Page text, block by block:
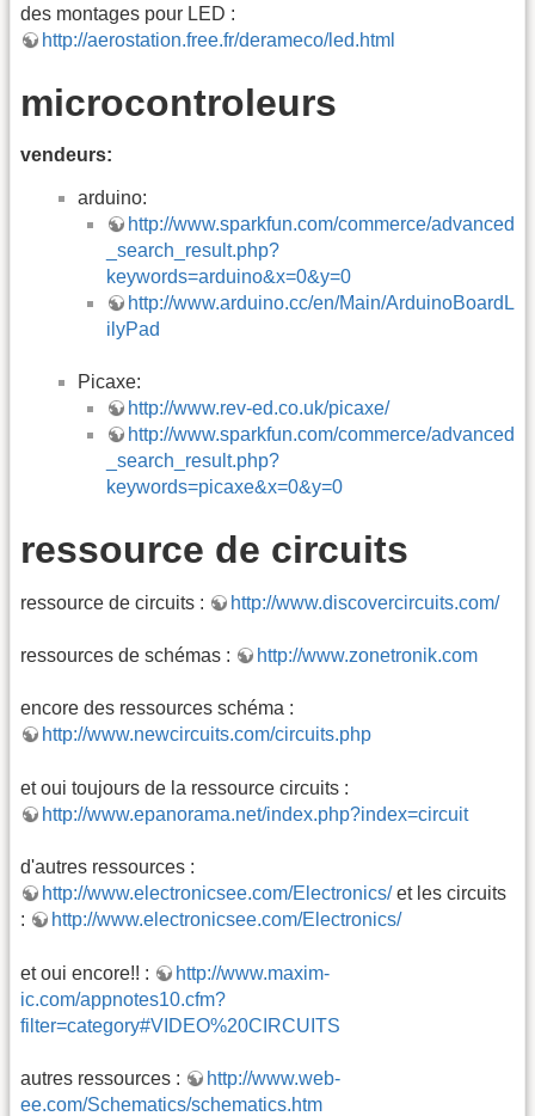
des montages pour LED :
http://aerostation.free.fr/derameco/led.html
microcontroleurs
vendeurs:
arduino:
http://www.sparkfun.com/commerce/advanced
_search_result.php?
keywords=arduino&x=0&y=0
http://www.arduino.cc/en/Main/ArduinoBoardL
ilyPad
Picaxe:
http://www.rev-ed.co.uk/picaxe/
http://www.sparkfun.com/commerce/advanced
_search_result.php?
keywords=picaxe&x=0&y=0
ressource de circuits
ressource de circuits : http://www.discovercircuits.com/
ressources de schémas : http://www.zonetronik.com
encore des ressources schéma :
http://www.newcircuits.com/circuits.php
et oui toujours de la ressource circuits :
http://www.epanorama.net/index.php?index=circuit
d'autres ressources :
http://www.electronicsee.com/Electronics/et les circuits
:
http://www.electronicsee.com/Electronics/
et oui encore!! :
http://www.maxim-
ic.com/appnotes10.cfm?
filter=category#VIDEO%20CIRCUITS
autres ressources :
http://www.web-
ee.com/Schematics/schematics.htm